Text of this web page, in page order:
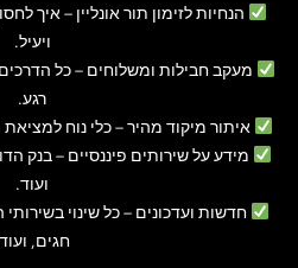
הנחיות לזימון תור אונליין – איך
ויעיל.
מעקב חבילות ומשלוחים – כל
רגע.
איתור מיקוד מהיר– כלי נוח
מידע על שירותים פיננסיים – בנק
ועוד.
חדשות ועדכונים – כל שינוי
חגים,